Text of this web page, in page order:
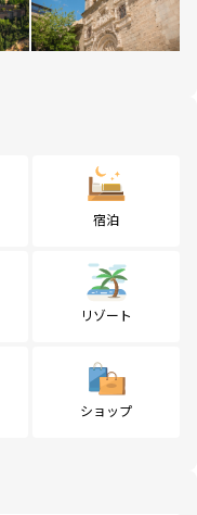
宿泊
リゾート
ショップ